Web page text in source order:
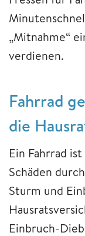
„Mitnahme“
verdienen.
Fahrrad
die
Ein Fahrrad
Schäden
Sturm und
Einbruch-